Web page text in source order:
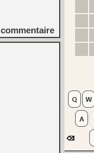
commentaire